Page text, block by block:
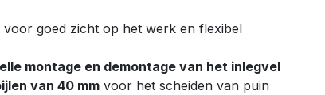
voor goed zicht op het werk en flexibel
montage en demontage van het inlegvel
van 40 mm voor het scheiden van puin